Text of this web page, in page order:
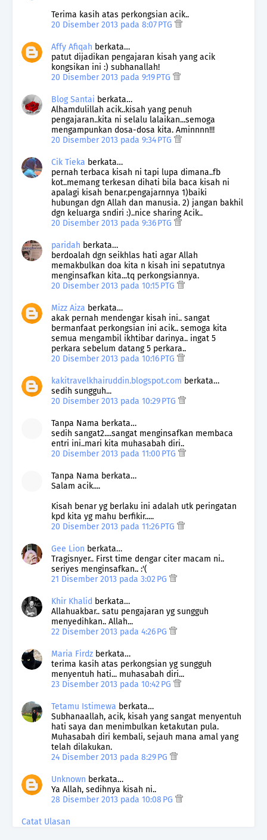
Terima kasih atas perkongsian acik..
20 Disember 2013 pada 8:07 PTG
Affy Afiqah berkata…
patut dijadikan pengajaran kisah yang acik
kongsikan ini :) subhanallah!
20 Disember 2013 pada 9:19 PTG
Blog Santai berkata…
Alhamdulillah acik..kisah yang penuh
pengajaran..kita ni selalu lalaikan...semoga
mengampunkan dosa-dosa kita. Aminnnn!!!
20 Disember 2013 pada 9:34 PTG
Cik Tieka berkata…
pernah terbaca kisah ni tapi lupa dimana..fb
kot..memang terkesan dihati bila baca kisah ni
apalagi kisah benar.pengajarnnya 1)baiki
hubungan dgn Allah dan manusia. 2) jangan bakhil
dgn keluarga sndiri :)..nice sharing Acik..
20 Disember 2013 pada 9:36 PTG
paridah berkata…
berdoalah dgn seikhlas hati agar Allah
memakbulkan doa kita n kisah ini sepatutnya
menginsafkan kita...tq perkongsiannya.
20 Disember 2013 pada 10:15 PTG
Mizz Aiza berkata…
akak pernah mendengar kisah ini.. sangat
bermanfaat perkongsian ini acik.. semoga kita
semua mengambil ikhtibar darinya.. ingat 5
perkara sebelum datang 5 perkara..
20 Disember 2013 pada 10:16 PTG
kakitravelkhairuddin.blogspot.com berkata…
sedih sungguh...
20 Disember 2013 pada 10:29 PTG
Tanpa Nama berkata…
sedih sangat2....sangat menginsafkan membaca
entri ini..mari kita muhasabah diri..
20 Disember 2013 pada 11:00 PTG
Tanpa Nama berkata…
Salam acik....
Kisah benar yg berlaku ini adalah utk peringatan
kpd kita yg mahu berfikir.....
20 Disember 2013 pada 11:26 PTG
Gee Lion berkata…
Tragisnyer.. First time dengar citer macam ni..
seriyes menginsafkan.. :'(
21 Disember 2013 pada 3:02 PG
Khir Khalid berkata…
Allahuakbar.. satu pengajaran yg sungguh
menyedihkan.. Allah...
22 Disember 2013 pada 4:26 PG
Maria Firdz berkata…
terima kasih atas perkongsian yg sungguh
menyentuh hati... muhasabah diri...
23 Disember 2013 pada 10:42 PG
Tetamu Istimewa berkata…
Subhanaallah, acik, kisah yang sangat menyentuh
hati saya dan menimbulkan ketakutan pula.
Muhasabah diri kembali, sejauh mana amal yang
telah dilakukan.
24 Disember 2013 pada 8:29 PG
Unknown berkata…
Ya Allah, sedihnya kisah ni..
28 Disember 2013 pada 10:08 PG
Catat Ulasan